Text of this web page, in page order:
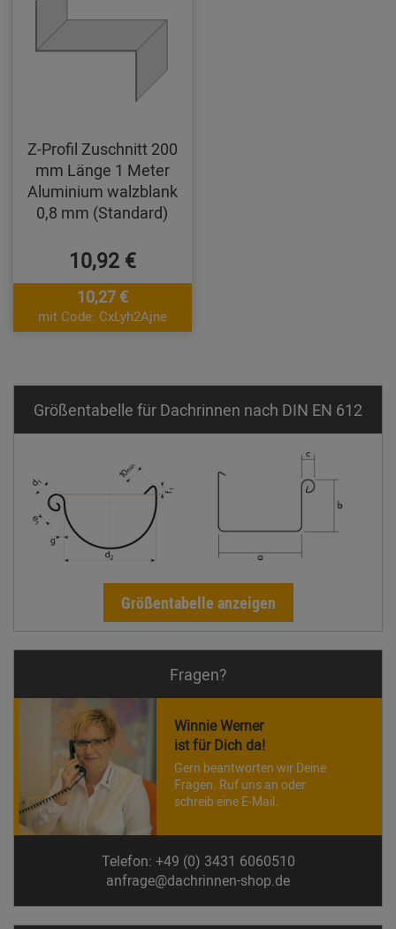
Z-Profil Zuschnitt 200
mm Länge 1 Meter
Aluminium walzblank
0,8 mm (Standard)
10,92 €
10,27 €
mit Code: CxLyh2Ajne
Größentabelle für Dachrinnen nach DIN EN 612
Größentabelle anzeigen
Fragen?
Winnie Werner
ist für Dich da!
Gern beantworten wir Deine
Fragen. Ruf uns an oder
schreib eine E-Mail.
Telefon: +49 (0) 3431 6060510
anfrage@dachrinnen-shop.de